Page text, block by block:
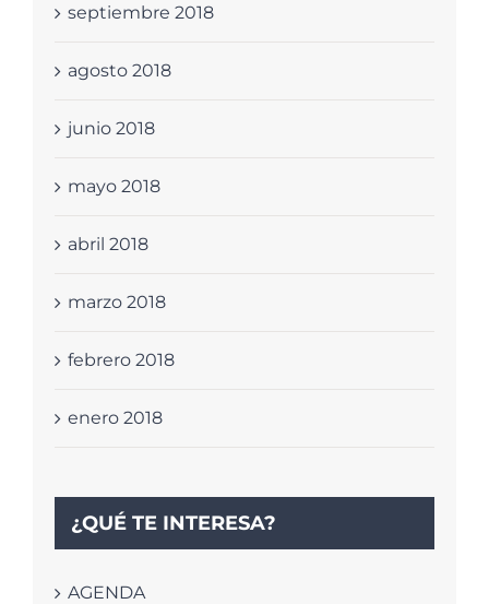
septiembre 2018
agosto 2018
junio 2018
mayo 2018
abril 2018
marzo 2018
febrero 2018
enero 2018
¿QUÉ TE INTERESA?
AGENDA